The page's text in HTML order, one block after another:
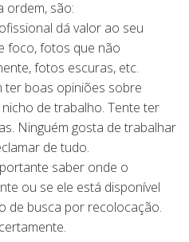
ordem, são:
dá valor ao seu
foco, fotos que não
fotos escuras, etc.
ter boas opiniões sobre
de trabalho. Tente ter
Ninguém gosta de trabalhar
de tudo.
saber onde o
ou se ele está disponível
de busca por recolocação.